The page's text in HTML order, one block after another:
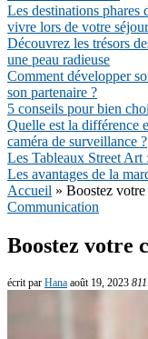
Les destinations phares
vivre lors de votre séjour
Découvrez les trésors
une peau radieuse
Comment développer
son partenaire ?
5 conseils pour bien
Quelle est la différence
caméra de surveillance ?
Les Tableaux Street Art
Les avantages de la
Accueil » Boostez
Communication
Boostez votre
écrit par Hana août 19, 2023 811